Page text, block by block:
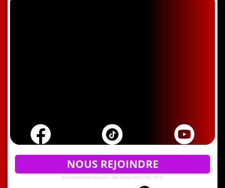
NOUS REJOINDRE
Sans abonnement obligatoire. Sans engagement à long terme.